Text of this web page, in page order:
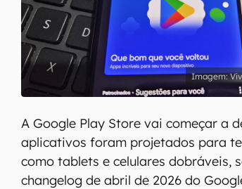
A Google Play Store vai começar a
aplicativos foram projetados para
como tablets e celulares dobráveis,
changelog de abril de 2026 do